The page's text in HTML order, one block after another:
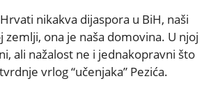
nikakva dijaspora u BiH, naši
zemlji, ona je naša domovina. U njoj
ali nažalost ne i jednakopravni što
vrlog “učenjaka” Pezića.